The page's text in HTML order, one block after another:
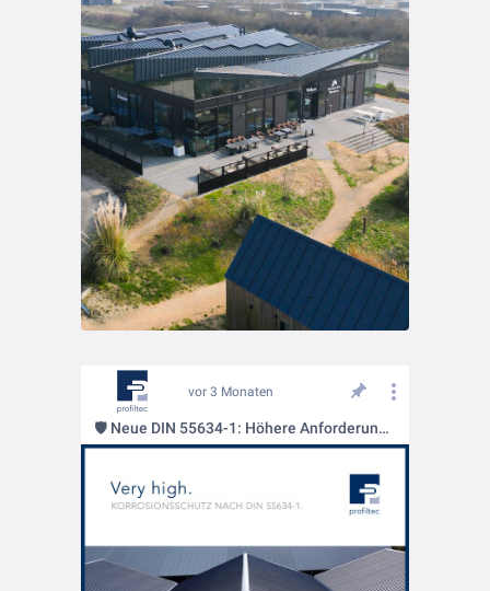
vor 3 Monaten
🛡️ Neue DIN 55634-1: Höhere Anforderungen an den Korrosionsschutz im Dachbereich